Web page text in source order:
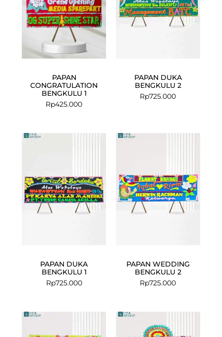
PAPAN
CONGRATULATION
BENGKULU 1
Rp425.000
PAPAN DUKA
BENGKULU 2
Rp725.000
PAPAN DUKA
BENGKULU 1
Rp725.000
PAPAN WEDDING
BENGKULU 2
Rp725.000